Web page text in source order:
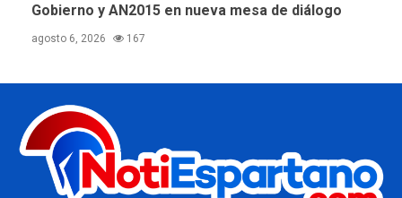
Gobierno y AN2015 en nueva mesa de diálogo
agosto 6, 2026 167